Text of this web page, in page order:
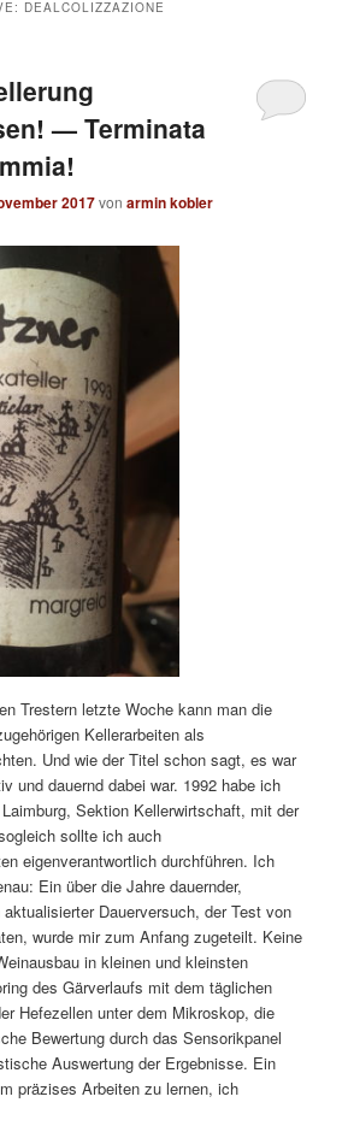
DEALCOLIZZAZIONE
— Terminata
2017vonarmin kobler
Trestern letzte Woche kann man die
Kellerarbeiten als
Und wie der Titel schon sagt, es war
und dauernd dabei war. 1992 habe ich
Sektion Kellerwirtschaft, mit der
sollte ich auch
eigenverantwortlich durchführen. Ich
Ein über die Jahre dauernder,
Dauerversuch, der Test von
wurde mir zum Anfang zugeteilt. Keine
in kleinen und kleinsten
des Gärverlaufs mit dem täglichen
Hefezellen unter dem Mikroskop, die
Bewertung durch das Sensorikpanel
Auswertung der Ergebnisse. Ein
präzises Arbeiten zu lernen, ich